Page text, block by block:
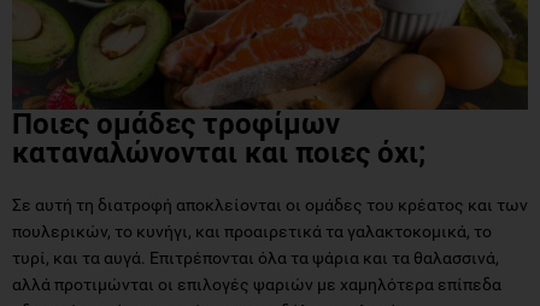
Ποιες ομάδες τροφίμων
καταναλώνονται και ποιες όχι;
Σε αυτή τη διατροφή αποκλείονται οι ομάδες του κρέατος και των
πουλερικών, το κυνήγι, και προαιρετικά τα γαλακτοκομικά, το
τυρί, και τα αυγά. Επιτρέπονται όλα τα ψάρια και τα θαλασσινά,
αλλά προτιμώνται οι επιλογές ψαριών με χαμηλότερα επίπεδα